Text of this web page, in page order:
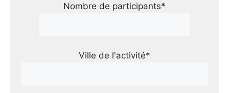
Nombre de participants*
Ville de l'activité*